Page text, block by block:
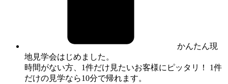
かんたん現
地見学会はじめました。
時間がない方、1件だけ見たいお客様にピッタリ！ 1件
だけの見学なら10分で帰れます。